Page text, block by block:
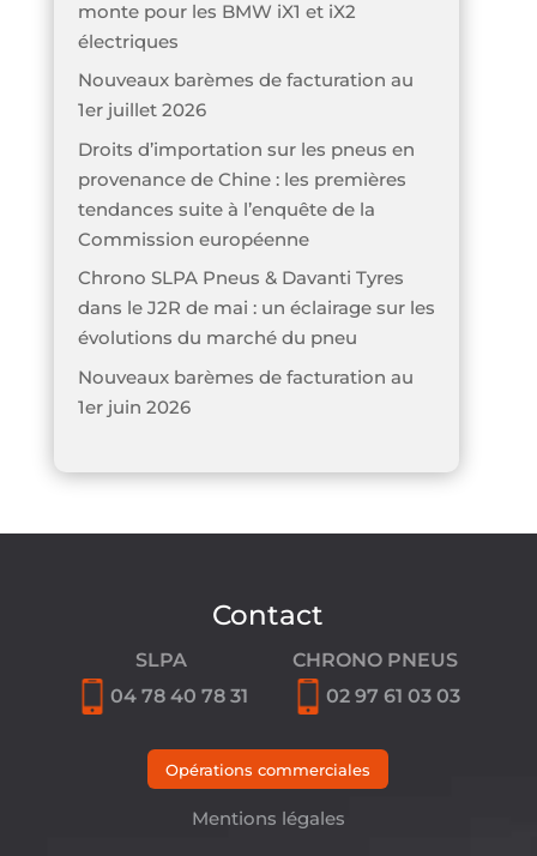
monte pour les BMW iX1 et iX2
électriques
Nouveaux barèmes de facturation au
1er juillet 2026
Droits d’importation sur les pneus en
provenance de Chine : les premières
tendances suite à l’enquête de la
Commission européenne
Chrono SLPA Pneus & Davanti Tyres
dans le J2R de mai : un éclairage sur les
évolutions du marché du pneu
Nouveaux barèmes de facturation au
1er juin 2026
Contact
SLPA
04 78 40 78 31
CHRONO PNEUS
02 97 61 03 03
Opérations commerciales
Mentions légales